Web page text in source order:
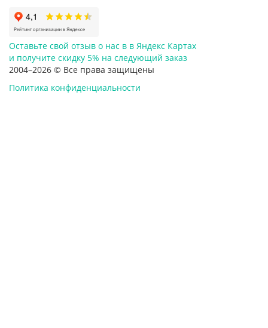
Оставьте свой отзыв о нас в в Яндекс Картах
и получите скидку 5% на следующий заказ
2004–2026 © Все права защищены
Политика конфиденциальности